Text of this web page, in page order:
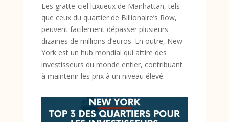
Les gratte-ciel luxueux de Manhattan, tels
que ceux du quartier de Billionaire’s Row,
peuvent facilement dépasser plusieurs
dizaines de millions d’euros. En outre, New
York est un hub mondial qui attire des
investisseurs du monde entier, contribuant
à maintenir les prix à un niveau élevé.